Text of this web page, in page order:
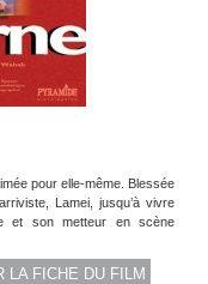
pour elle-même. Blessée
Lamei, jusqu’à vivre
et son metteur en scène
LA FICHE DU FILM